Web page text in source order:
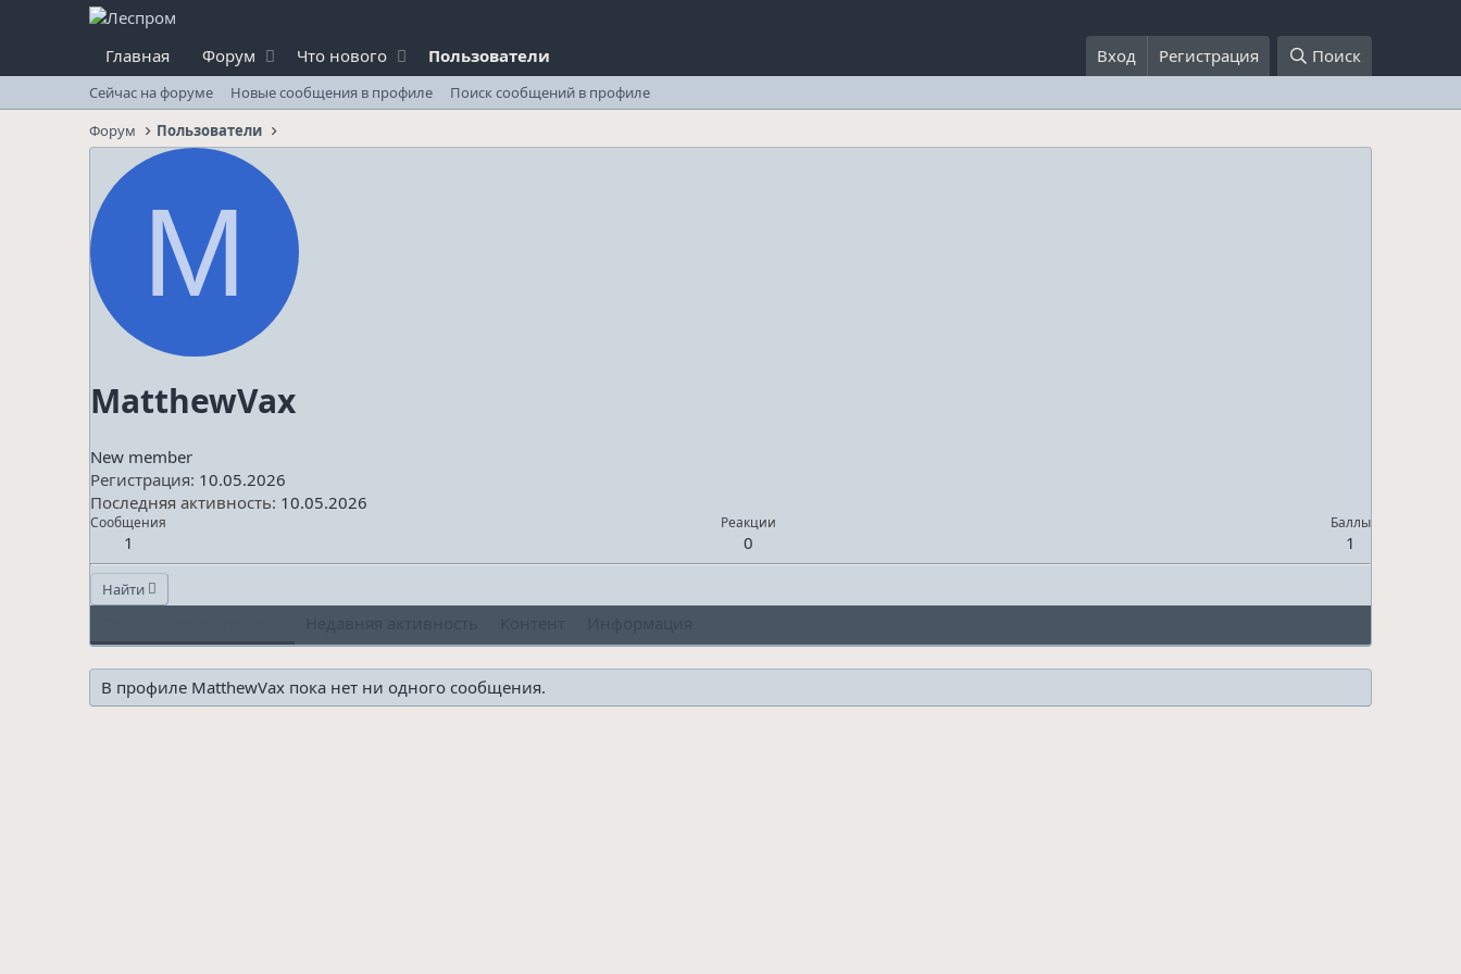
Главная Форум Что нового Пользователи Вход Регистрация Поиск
Сейчас на форуме Новые сообщения в профиле
Поиск сообщений в профиле
Форум
Пользователи
M
MatthewVax
New member
Регистрация 10.05.2026
Последняя активность 10.05.2026
Сообщения
1
Реакции
0
Баллы
1
Найти
В профиле MatthewVax пока нет ни одного сообщения.